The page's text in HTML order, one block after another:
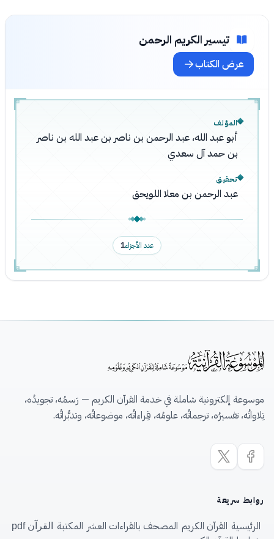
تيسير الكريم الرحمن
عرض الكتاب
المؤلف
أبو عبد الله، عبد الرحمن بن ناصر بن عبد الله بن ناصر
بن حمد آل سعدي
تحقيق
عبد الرحمن بن معلا اللويحق
عدد الأجزاء1
موسوعة إلكترونية شاملة في خدمة القرآن الكريم — رَسمُه، تجويدُه،
تِلاواتُه، تفسيرُه، ترجماتُه، علومُه، قِراءاتُه، موضوعاتُه، وتدبُّراتُه.
روابط سريعة
الرئيسية القرآن الكريم المصحف بالقراءات العشر المكتبة القرآن pdf